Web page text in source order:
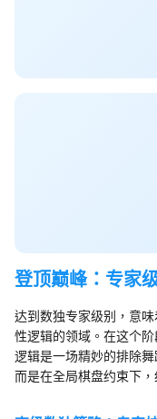
登顶巅峰：专家
达到数独专家级别，意
性逻辑的领域。在这个
逻辑是一场精妙的排除
而是在全局棋盘约束下